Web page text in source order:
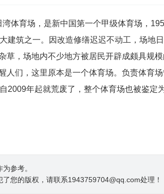
育场，是新中国第一个甲级体育场，
建筑之一。因改造修缮迟迟不动工，场地
草，场地内不少地方被居民开辟成颇具规
人们，这里原本是一个体育场。负责体育
2009年起就荒废了，整个体育场也被鉴定
参考。
您的版权，请联系1943759704@qq.com处理！